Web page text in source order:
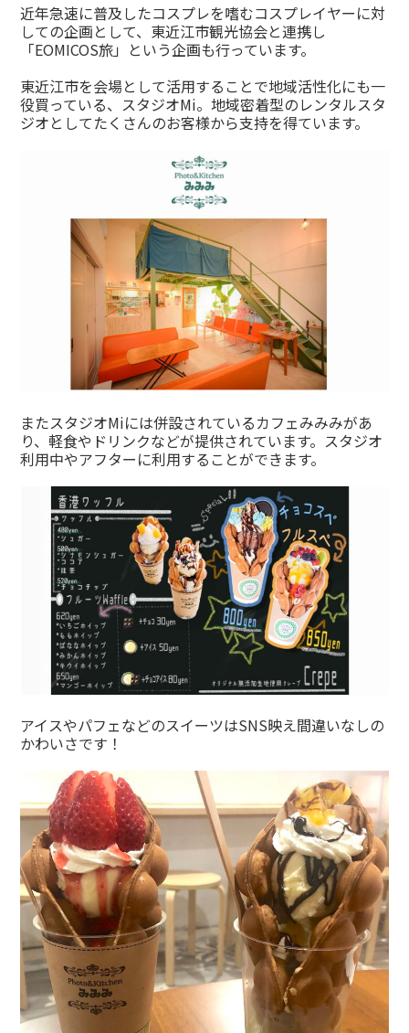
近年急速に普及したコスプレを嗜むコスプレイヤーに対
しての企画として、東近江市観光協会と連携し
「EOMICOS旅」という企画も行っています。
東近江市を会場として活用することで地域活性化にも一
役買っている、スタジオMi。地域密着型のレンタルスタ
ジオとしてたくさんのお客様から支持を得ています。
またスタジオMiには併設されているカフェみみみがあ
り、軽食やドリンクなどが提供されています。スタジオ
利用中やアフターに利用することができます。
アイスやパフェなどのスイーツはSNS映え間違いなしの
かわいさです！